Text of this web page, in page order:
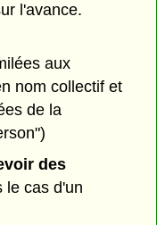
l'avance.
aux
nom collectif et
de la
des
le cas d'un